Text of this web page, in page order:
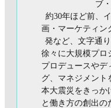
ブ
約30年ほど前、
画・マーケティン
発など、文字通
徐々に大規模プロ
プロデュースやデ
グ、マネジメント
本大震災をきっか
と働き方の創出